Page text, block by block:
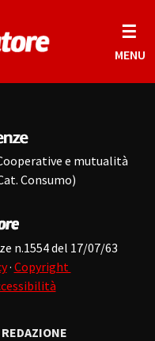
☰
MENU
e mutualità
Consumo)
n.1554 del 17/07/63
· Copyright